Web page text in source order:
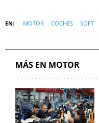
MOTOR COCHES SOFT
MÁS EN MOTOR